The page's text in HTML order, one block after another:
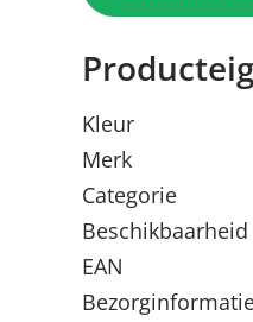
Kleur
Merk
Categorie
Beschikbaarheid
EAN